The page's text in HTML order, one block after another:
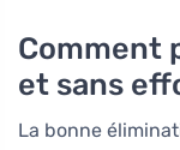
Comment
et sans
La bonne